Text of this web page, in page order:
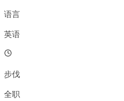
语言
英语
步伐
全职